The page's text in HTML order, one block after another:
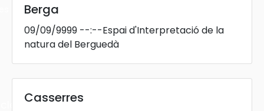
Berga
09/09/9999 --:--Espai d'Interpretació de la
natura del Berguedà
Casserres